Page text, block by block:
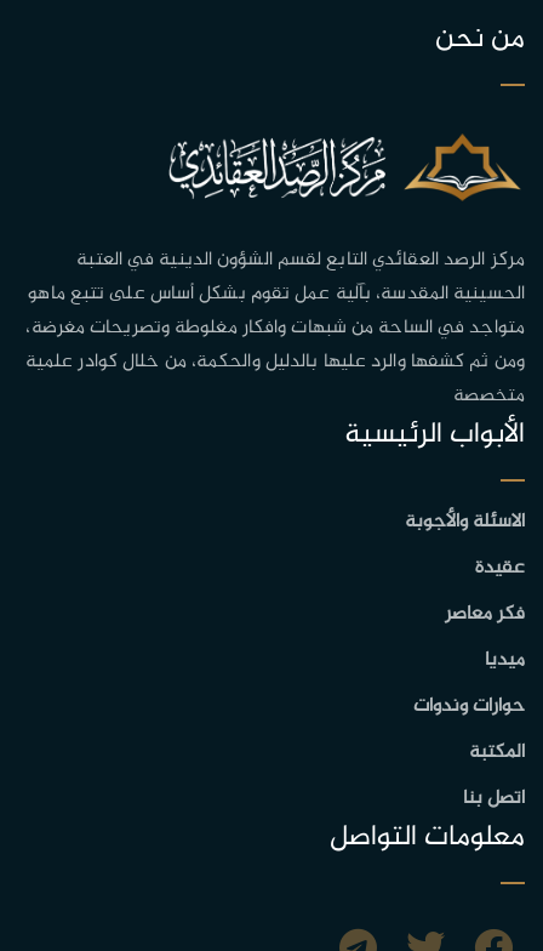
من نحن
مركز الرصد العقائدي التابع لقسم الشؤون الدينية في العتبة
الحسينية المقدسة، بآلية عمل تقوم بشكل أساس على تتبع ماهو
متواجد في الساحة من شبهات وافكار مغلوطة وتصريحات مغرضة،
ومن ثم كشفها والرد عليها بالدليل والحكمة، من خلال كوادر علمية
متخصصة
الأبواب الرئيسية
الاسئلة والأجوبة
عقيدة
فكر معاصر
ميديا
حوارات وندوات
المكتبة
اتصل بنا
معلومات التواصل